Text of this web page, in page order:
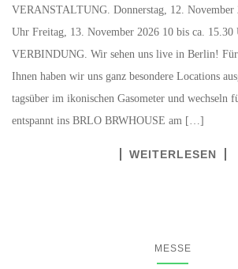
VERANSTALTUNG. Donnerstag, 12. November
Uhr Freitag, 13. November 2026 10 bis ca. 15.30
VERBINDUNG. Wir sehen uns live in Berlin! Für
Ihnen haben wir uns ganz besondere Locations
tagsüber im ikonischen Gasometer und wechseln
entspannt ins BRLO BRWHOUSE am […]
WEITERLESEN
MESSE